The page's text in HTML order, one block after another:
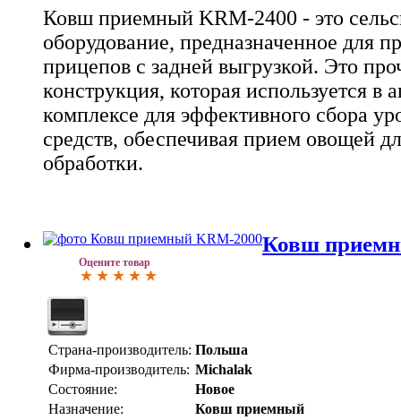
Ковш приемный KRM-2400 - это
оборудование, предназначенное для
прицепов с задней выгрузкой. Это
конструкция, которая используется
комплексе для эффективного сбора
средств, обеспечивая прием овощей
обработки.
Оцените товар
Ковш
Страна-производитель: Польша
Фирма-производитель: Michalak
Состояние:
Новое
Назначение:
Ковш приемный